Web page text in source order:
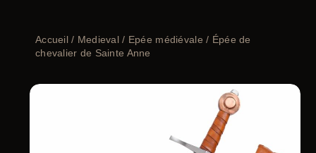
Accueil/ Medieval / Epée médiévale / Épée de
chevalier de Sainte Anne